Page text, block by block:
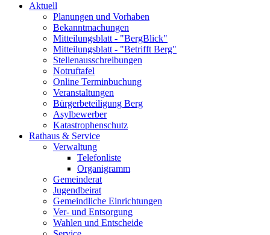
Aktuell
Planungen und Vorhaben
Bekanntmachungen
Mitteilungsblatt - "BergBlick"
Mitteilungsblatt - "Betrifft Berg"
Stellenausschreibungen
Notruftafel
Online Terminbuchung
Veranstaltungen
Bürgerbeteiligung Berg
Asylbewerber
Katastrophenschutz
Rathaus & Service
Verwaltung
Telefonliste
Organigramm
Gemeinderat
Jugendbeirat
Gemeindliche Einrichtungen
Ver- und Entsorgung
Wahlen und Entscheide